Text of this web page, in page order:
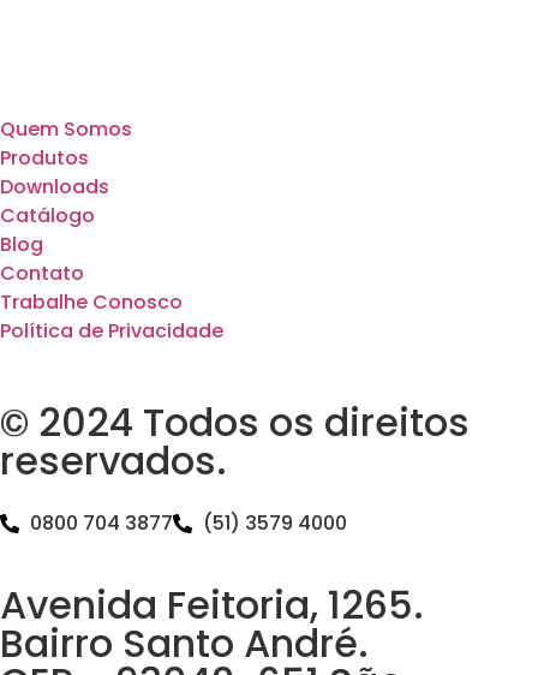
Quem Somos
Produtos
Downloads
Catálogo
Blog
Contato
Trabalhe Conosco
Política de Privacidade
© 2024 Todos os direitos
reservados.
0800 704 3877 (51) 3579 4000
Avenida Feitoria, 1265.
Bairro Santo André.